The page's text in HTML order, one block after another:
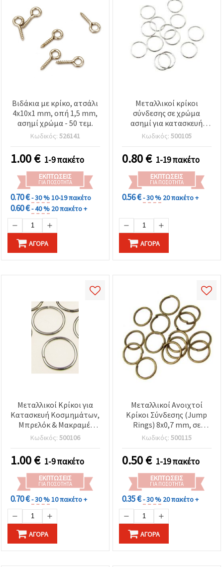
Βιδάκια με κρίκο, ατσάλι
4x10x1 mm, οπή 1,5 mm,
ασημί χρώμα - 50 τεμ.
Κωδικός: 526141
1.00€ 1-9 πακέτο
ΕΚΠΤΏΣΕΙΣ
ΓΙΑ ΠΟΣΌΤΗΤΑ
0.70 €- 30 %10-19 πακέτο
0.60 €- 40 % 20 πακέτο +
ΑΓΟΡΆ
Μεταλλικοί κρίκοι
σύνδεσης σε χρώμα
ασημί για κατασκευή
κοσμημάτων, 9x1.2 mm -
100 τεμάχια
Κωδικός: 500105
0.80€ 1-19 πακέτο
ΕΚΠΤΏΣΕΙΣ
ΓΙΑ ΠΟΣΌΤΗΤΑ
0.56 €- 30 % 20 πακέτο +
ΑΓΟΡΆ
Μεταλλικοί Κρίκοι για
Κατασκευή Κοσμημάτων,
Μπρελόκ & Μακραμέ,
Ασημί, 16x1,5 mm -
Συσκευασία 50 τεμ.
Κωδικός: 500106
1.00€ 1-9 πακέτο
ΕΚΠΤΏΣΕΙΣ
ΓΙΑ ΠΟΣΌΤΗΤΑ
0.70 €- 30 %10 πακέτο +
ΑΓΟΡΆ
Μεταλλικοί Ανοιχτοί
Κρίκοι Σύνδεσης (Jump
Rings) 8x0,7 mm, σε
χρώμα Αντικέ Μπρονζέ,
για κατασκευή
κοσμημάτων - 200 τεμ.
Κωδικός: 500115
0.50€ 1-19 πακέτο
ΕΚΠΤΏΣΕΙΣ
ΓΙΑ ΠΟΣΌΤΗΤΑ
0.35 €- 30 % 20 πακέτο +
ΑΓΟΡΆ